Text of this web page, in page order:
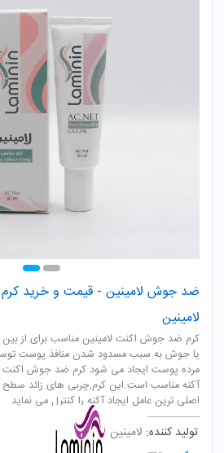
ضد جوش لامینین - قیمت و خرید
لامینین
کرم ضد جوش اکنت لامینین مناسب برای از
یا جوش به سبب مسدود شدن منافذ پوست
مرده پوست ایجاد می شود کرم ضد جوش اکنت
آکنه مناسب است.این کرم,چربی های زائد سطح
اصلی ترین عامل ایجاد آکنه را کنترل می نماید
تولید کننده: لامینین